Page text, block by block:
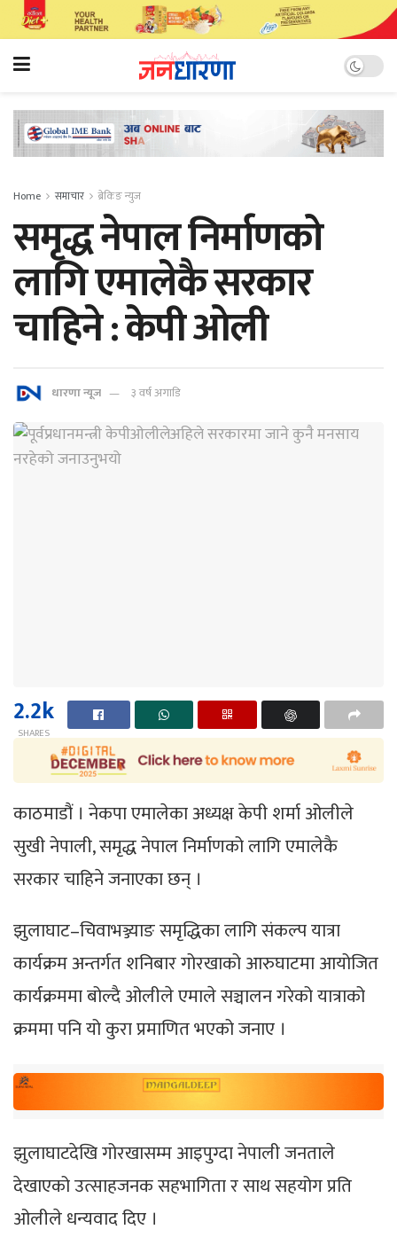
Home समाचार ब्रेकिङ न्युज
समृद्ध नेपाल निर्माणको
लागि एमालेकै सरकार
चाहिने : केपी ओली
धारणा न्यूज ३ वर्ष अगाडि
2.2k
SHARES
काठमाडौं । नेकपा एमालेका अध्यक्ष केपी शर्मा ओलीले
सुखी नेपाली, समृद्ध नेपाल निर्माणको लागि एमालेकै
सरकार चाहिने जनाएका छन् ।
झुलाघाट–चिवाभञ्ज्याङ समृद्धिका लागि संकल्प यात्रा
कार्यक्रम अन्तर्गत शनिबार गोरखाको आरुघाटमा आयोजित
कार्यक्रममा बोल्दै ओलीले एमाले सञ्चालन गरेको यात्राको
क्रममा पनि यो कुरा प्रमाणित भएको जनाए ।
झुलाघाटदेखि गोरखासम्म आइपुग्दा नेपाली जनताले
देखाएको उत्साहजनक सहभागिता र साथ सहयोग प्रति
ओलीले धन्यवाद दिए ।